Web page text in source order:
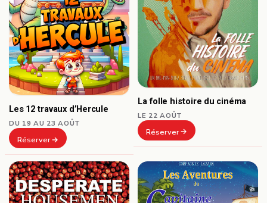
Les 12 travaux d’Hercule
DU 19 AU 23 AOÛT
Réserver
La folle histoire du cinéma
LE 22 AOÛT
Réserver